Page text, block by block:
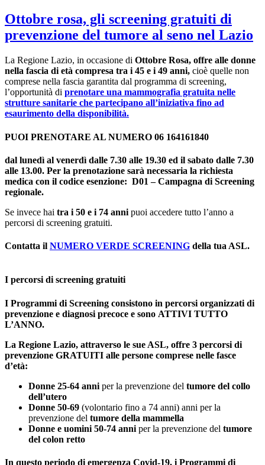
Ottobre rosa, gli screening gratuiti di
prevenzione del tumore al seno nel Lazio
La Regione Lazio, in occasione di Ottobre Rosa, offre alle donne
nella fascia di età compresa tra i 45 e i 49 anni, cioè quelle non
comprese nella fascia garantita dal programma di screening,
l’opportunità di prenotare una mammografia gratuita nelle
strutture sanitarie che partecipano all’iniziativa fino ad
esaurimento della disponibilità.
PUOI PRENOTARE AL NUMERO 06 164161840
dal lunedì al venerdì dalle 7.30 alle 19.30 ed il sabato dalle 7.30
alle 13.00. Per la prenotazione sarà necessaria la richiesta
medica con il codice esenzione: D01 – Campagna di Screening
regionale.
Se invece hai tra i 50 e i 74 anni puoi accedere tutto l’anno a
percorsi di screening gratuiti.
Contatta il NUMERO VERDE SCREENING della tua ASL.
I percorsi di screening gratuiti
I Programmi di Screening consistono in percorsi organizzati di
prevenzione e diagnosi precoce e sono ATTIVI TUTTO
L’ANNO.
La Regione Lazio, attraverso le sue ASL, offre 3 percorsi di
prevenzione GRATUITI alle persone comprese nelle fasce
d’età:
Donne 25-64 anni per la prevenzione del tumore del collo
dell’utero
Donne 50-69 (volontario fino a 74 anni) anni per la
prevenzione del tumore della mammella
Donne e uomini 50-74 anni per la prevenzione del tumore
del colon retto
In questo periodo di emergenza Covid-19, i Programmi di